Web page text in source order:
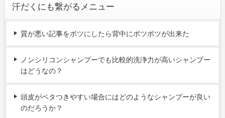
汗だくにも繋がるメニュー
質が悪い記事をボツにしたら背中にボツボツが出来た
ノンシリコンシャンプーでも比較的洗浄力が高いシャンプー
はどうなの？
頭皮がベタつきやすい場合にはどのようなシャンプーが良い
のだろうか？